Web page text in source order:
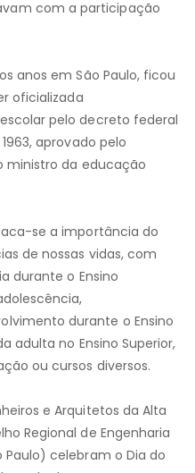
com a participação
anos em São Paulo, ficou
oficializada
pelo decreto federal
aprovado pelo
ministro da educação
se a importância do
de nossas vidas, com
durante o Ensino
durante o Ensino
adulta no Ensino Superior,
ou cursos diversos.
e Arquitetos da Alta
Regional de Engenharia
Paulo) celebram o Dia do